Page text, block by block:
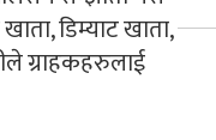
डिम्याट खाता,
ग्राहकहरुलाई